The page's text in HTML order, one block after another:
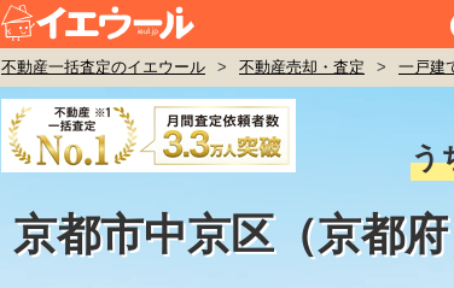
不動産一括査定のイエウール > 不動産売却・査定 > 一戸建
う
京都市中京区（京都